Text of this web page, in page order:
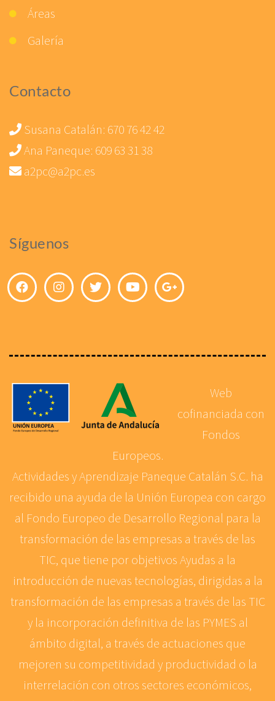
Áreas
Galería
Contacto
Susana Catalán: 670 76 42 42
Ana Paneque: 609 63 31 38
a2pc@a2pc.es
Síguenos
Web
cofinanciada con
Fondos
Europeos.
Actividades y Aprendizaje Paneque Catalán S.C. ha
recibido una ayuda de la Unión Europea con cargo
al Fondo Europeo de Desarrollo Regional para la
transformación de las empresas a través de las
TIC, que tiene por objetivos Ayudas a la
introducción de nuevas tecnologías, dirigidas a la
transformación de las empresas a través de las TIC
y la incorporación definitiva de las PYMES al
ámbito digital, a través de actuaciones que
mejoren su competitividad y productividad o la
interrelación con otros sectores económicos,